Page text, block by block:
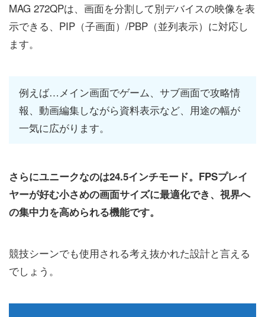
MAG 272QPは、画面を分割して別デバイスの映像を表
示できる、PIP（子画面）/PBP（並列表示）に対応し
ます。
例えば…メイン画面でゲーム、サブ画面で攻略情
報、動画編集しながら資料表示など、用途の幅が
一気に広がります。
さらにユニークなのは24.5インチモード。FPSプレイ
ヤーが好む小さめの画面サイズに最適化でき、視界へ
の集中力を高められる機能です。
競技シーンでも使用される考え抜かれた設計と言える
でしょう。